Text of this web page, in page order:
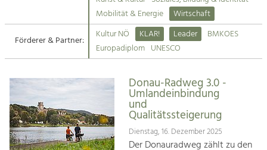
Suche
Impressum
Kontakt
Tourismus
Angebotsentwicklung und
Kunst & Kultur
Handwerk, Wissenschaft und Forschung.
Soziales, Bildung &
Mobilität & Energie
Wirtschaft
Förderer & Partner:
Kultur NÖ KLAR! Leader
BMKOES
Europadiplom UNESCO
Donau-Radweg 3.0 -
Umlandeinbindung
und
Qualitätssteigerung
Dienstag, 16. Dezember 2025
Der Donauradweg zählt zu den